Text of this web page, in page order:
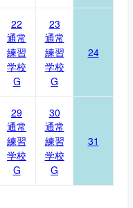
22
通常
練習
学校
G
23
通常
練習
学校
G
24
29
通常
練習
学校
G
30
通常
練習
学校
G
31